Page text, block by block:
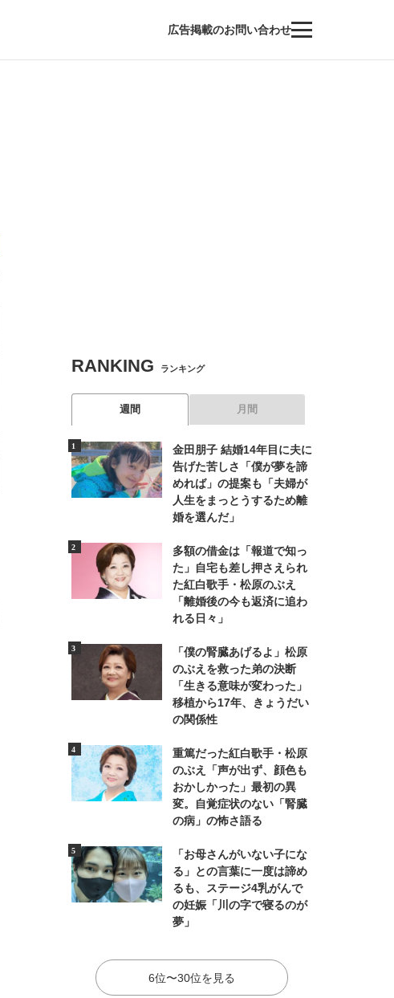
広告掲載のお問い合わせ
RANKING ランキング
週間 月間
金田朋子 結婚14年目に夫に
告げた苦しさ「僕が夢を諦
めれば」の提案も「夫婦が
人生をまっとうするため離
婚を選んだ」
多額の借金は「報道で知っ
た」自宅も差し押さえられ
た紅白歌手・松原のぶえ
「離婚後の今も返済に追わ
れる日々」
「僕の腎臓あげるよ」松原
のぶえを救った弟の決断
「生きる意味が変わった」
移植から17年、きょうだい
の関係性
重篤だった紅白歌手・松原
のぶえ「声が出ず、顔色も
おかしかった」最初の異
変。自覚症状のない「腎臓
の病」の怖さ語る
「お母さんがいない子にな
る」との言葉に一度は諦め
るも、ステージ4乳がんで
の妊娠「川の字で寝るのが
夢」
6位〜30位を見る